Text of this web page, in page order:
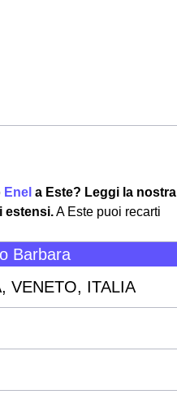
Enel a Este? Leggi la nostra
estensi.A Este puoi recarti
Barbara
VENETO, ITALIA